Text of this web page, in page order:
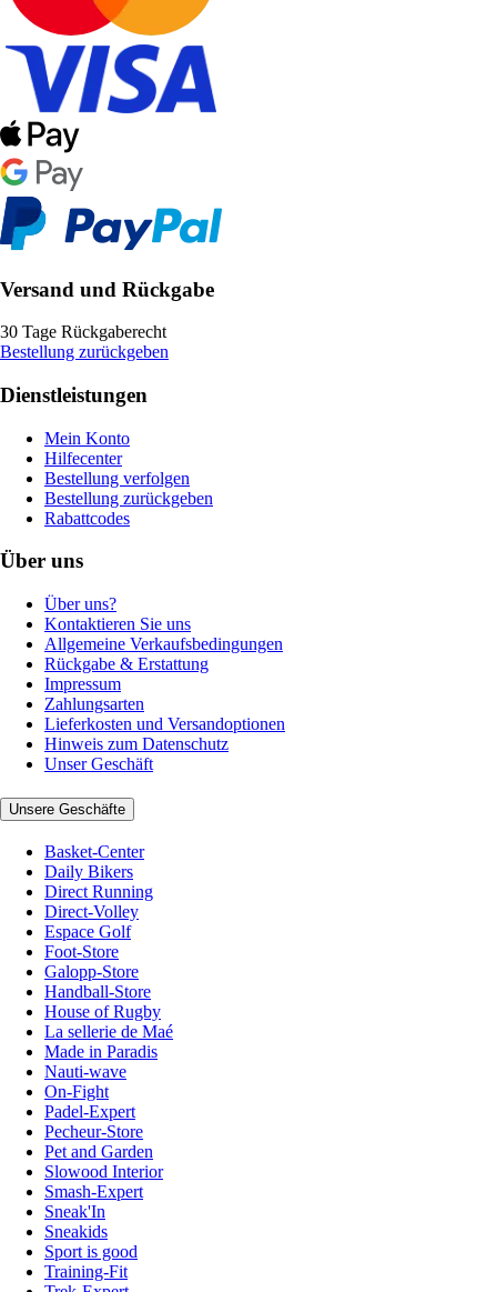
Versand und Rückgabe
30 Tage Rückgaberecht
Bestellung zurückgeben
Dienstleistungen
Mein Konto
Hilfecenter
Bestellung verfolgen
Bestellung zurückgeben
Rabattcodes
Über uns
Über uns?
Kontaktieren Sie uns
Allgemeine Verkaufsbedingungen
Rückgabe & Erstattung
Impressum
Zahlungsarten
Lieferkosten und Versandoptionen
Hinweis zum Datenschutz
Unser Geschäft
Unsere Geschäfte
Basket-Center
Daily Bikers
Direct Running
Direct-Volley
Espace Golf
Foot-Store
Galopp-Store
Handball-Store
House of Rugby
La sellerie de Maé
Made in Paradis
Nauti-wave
On-Fight
Padel-Expert
Pecheur-Store
Pet and Garden
Slowood Interior
Smash-Expert
Sneak'In
Sneakids
Sport is good
Training-Fit